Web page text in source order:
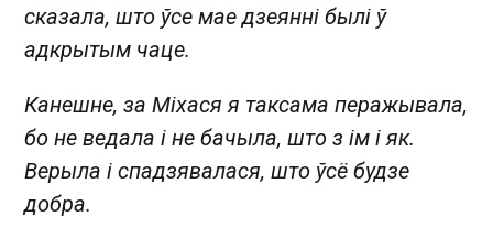
сказала, што ўсе мае дзеянні былі ў
адкрытым чаце.
Канешне, за Міхася я таксама перажывала,
бо не ведала і не бачыла, што з ім і як.
Верыла і спадзявалася, што ўсё будзе
добра.